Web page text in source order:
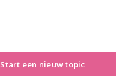
Start een nieuw topic